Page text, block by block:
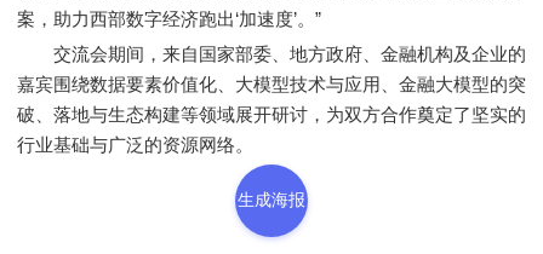
案，助力西部数字经济跑出‘加速度’。”
交流会期间，来自国家部委、地方政府、金融机构及企业的
嘉宾围绕数据要素价值化、大模型技术与应用、金融大模型的突
破、落地与生态构建等领域展开研讨，为双方合作奠定了坚实的
行业基础与广泛的资源网络。
生成海报